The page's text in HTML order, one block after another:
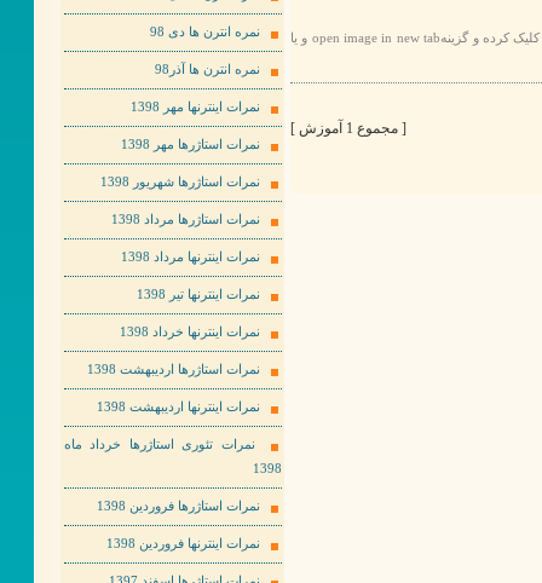
برای مشاهده عکس ها به صورت بهتر لطفا روی عکس مورد نظر راست کلیک کرده و گزینهopen image in new tab و یا
[ مجموع 1 آموزش ]
نمره انترن ها دی 98
نمره انترن ها آذر98
نمرات اینترنها مهر 1398
نمرات استاژرها مهر 1398
نمرات استاژرها شهریور 1398
نمرات استاژرها مرداد 1398
نمرات اینترنها مرداد 1398
نمرات اینترنها تیر 1398
نمرات اینترنها خرداد 1398
نمرات استاژرها اردیبهشت 1398
نمرات اینترنها اردیبهشت 1398
نمرات تئوری استاژرها خرداد ماه
1398
نمرات استاژرها فروردین 1398
نمرات اینترنها فروردین 1398